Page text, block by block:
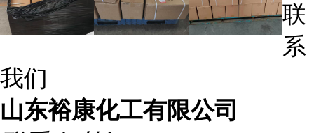
联
系
我们
山东裕康化工有限公司